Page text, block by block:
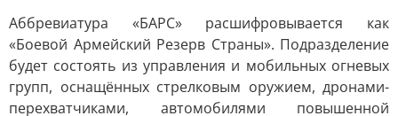
Аббревиатура «БАРС» расшифровывается как
«Боевой Армейский Резерв Страны». Подразделение
будет состоять из управления и мобильных огневых
групп, оснащённых стрелковым оружием, дронами-
перехватчиками, автомобилями повышенной